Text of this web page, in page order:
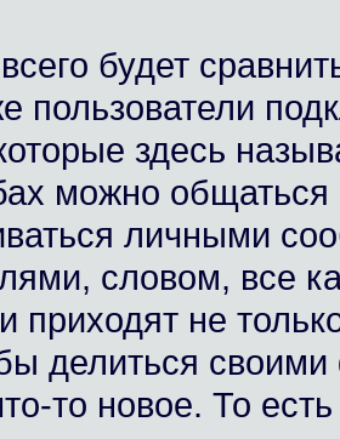
будет
пользователи
здесь
можно
личными
словом, все
приходят не
делиться
то новое. То